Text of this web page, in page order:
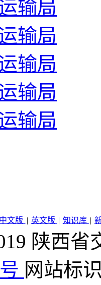
输局
输局
输局
输局
输局
中文版 | 英文版 | 知识库 |
陕西
网站标